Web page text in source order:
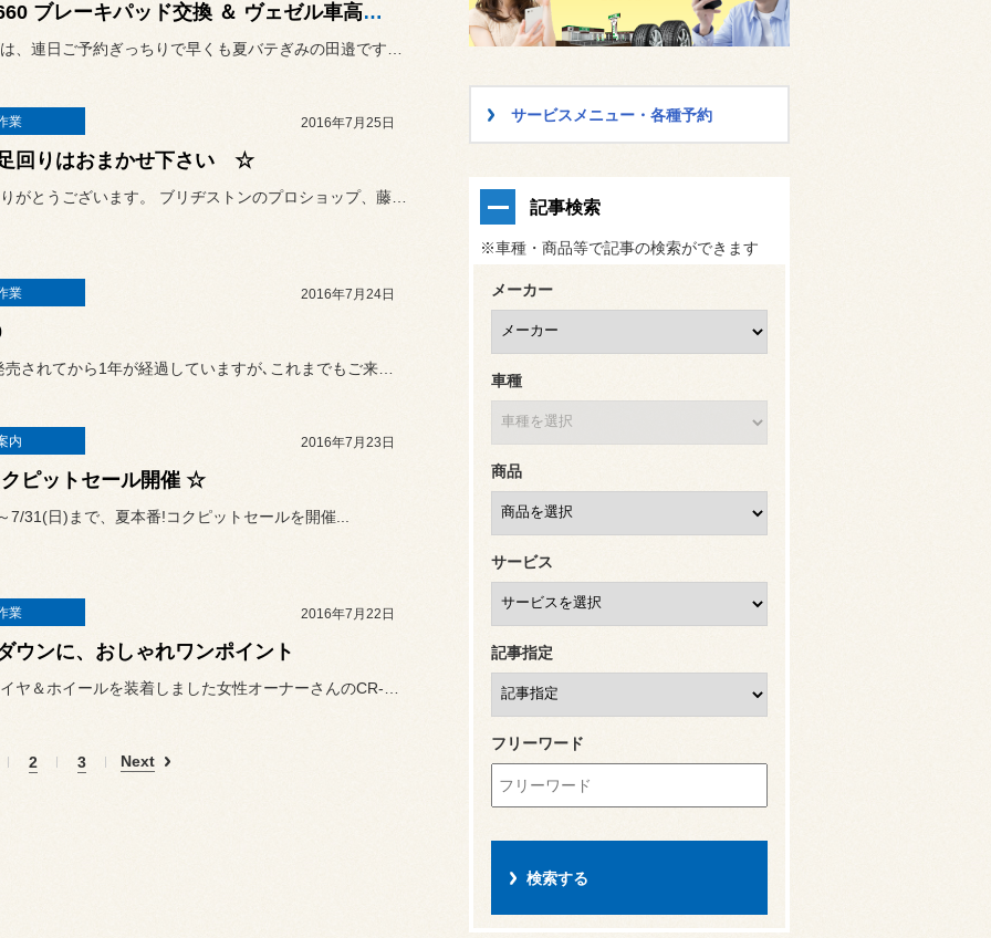
☆ S660 ブレーキパッド交換 ＆ ヴェゼル車高調お取付 ☆
業 2016年7月25日
りはおまかせ下さい ☆
業 2016年7月24日
内 2016年7月23日
ピットセール開催 ☆
7/31(日)まで、夏本番!コクピットセールを開催...
業 2016年7月22日
ウンに、おしゃれワンポイント
先月、タイヤ＆ホイールを装着しました女性オーナーさんのCR-Zです...
2 3 Next
サービスメニュー・各種予約
記事検索
※車種・商品等で記事の検索ができます
メーカー
車種
商品
サービス
記事指定
フリーワード